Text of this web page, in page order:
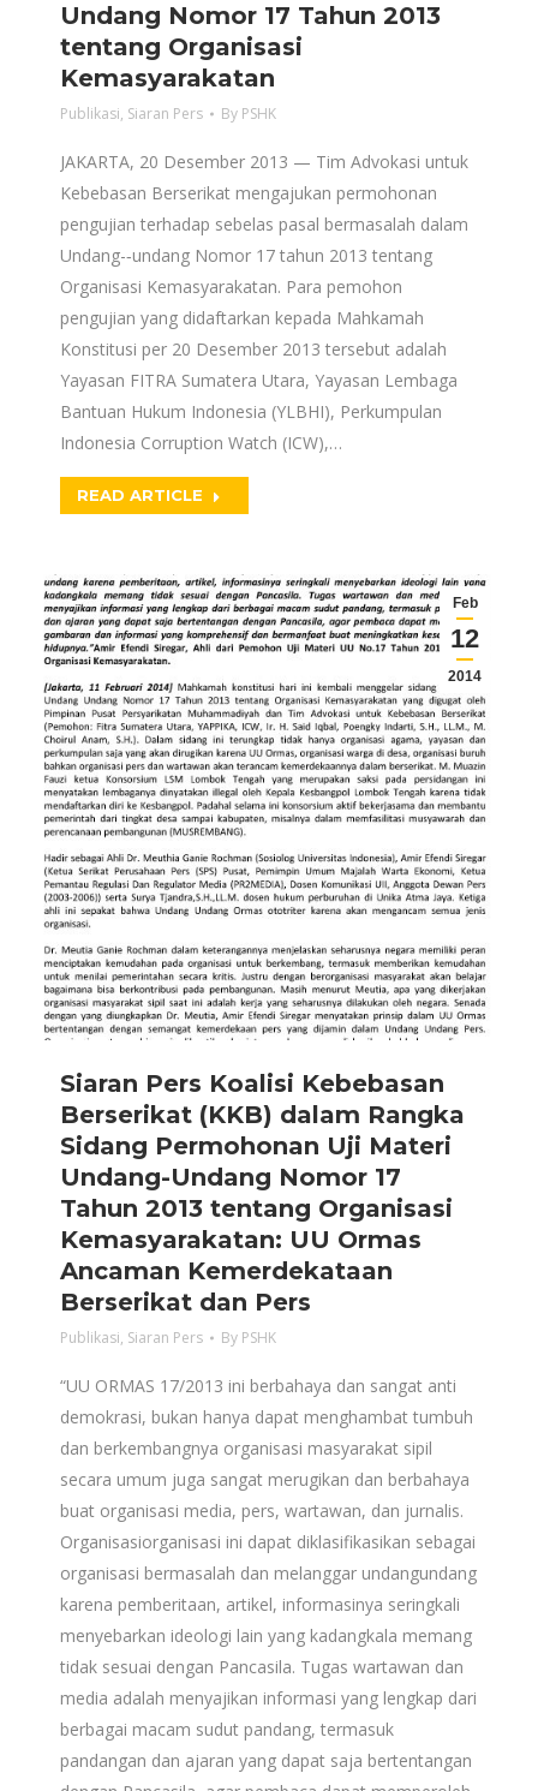
Undang Nomor 17 Tahun 2013
tentang Organisasi
Kemasyarakatan
Publikasi, Siaran Pers By PSHK
JAKARTA, 20 Desember 2013 — Tim Advokasi untuk
Kebebasan Berserikat mengajukan permohonan
pengujian terhadap sebelas pasal bermasalah dalam
Undang-­‐undang Nomor 17 tahun 2013 tentang
Organisasi Kemasyarakatan. Para pemohon
pengujian yang didaftarkan kepada Mahkamah
Konstitusi per 20 Desember 2013 tersebut adalah
Yayasan FITRA Sumatera Utara, Yayasan Lembaga
Bantuan Hukum Indonesia (YLBHI), Perkumpulan
Indonesia Corruption Watch (ICW),…
READ ARTICLE
Feb
12
2014
Siaran Pers Koalisi Kebebasan
Berserikat (KKB) dalam Rangka
Sidang Permohonan Uji Materi
Undang-Undang Nomor 17
Tahun 2013 tentang Organisasi
Kemasyarakatan: UU Ormas
Ancaman Kemerdekataan
Berserikat dan Pers
Publikasi, Siaran Pers By PSHK
“UU ORMAS 17/2013 ini berbahaya dan sangat anti
demokrasi, bukan hanya dapat menghambat tumbuh
dan berkembangnya organisasi masyarakat sipil
secara umum juga sangat merugikan dan berbahaya
buat organisasi media, pers, wartawan, dan jurnalis.
Organisasiorganisasi ini dapat diklasifikasikan sebagai
organisasi bermasalah dan melanggar undangundang
karena pemberitaan, artikel, informasinya seringkali
menyebarkan ideologi lain yang kadangkala memang
tidak sesuai dengan Pancasila. Tugas wartawan dan
media adalah menyajikan informasi yang lengkap dari
berbagai macam sudut pandang, termasuk
pandangan dan ajaran yang dapat saja bertentangan